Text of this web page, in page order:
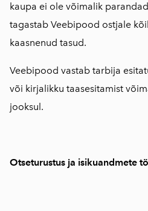
kaupa ei ole võimalik
tagastab Veebipood ostjale
kaasnenud tasud.
Veebipood vastab tarbija
või kirjalikku taasesitamist
jooksul.
Otseturustus ja isikuandmete